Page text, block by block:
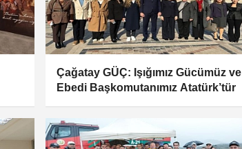
Çağatay GÜÇ: Işığımız Gücümüz ve
Ebedi Başkomutanımız Atatürk’tür